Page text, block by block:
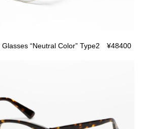
Glasses “Neutral Color” Type2 ¥48400